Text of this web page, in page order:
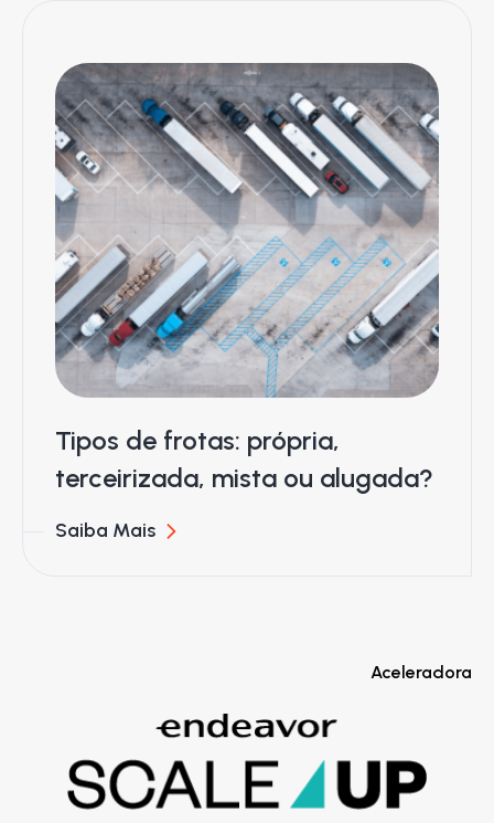
Tipos de frotas: própria,
terceirizada, mista ou alugada?
Saiba Mais
Aceleradora